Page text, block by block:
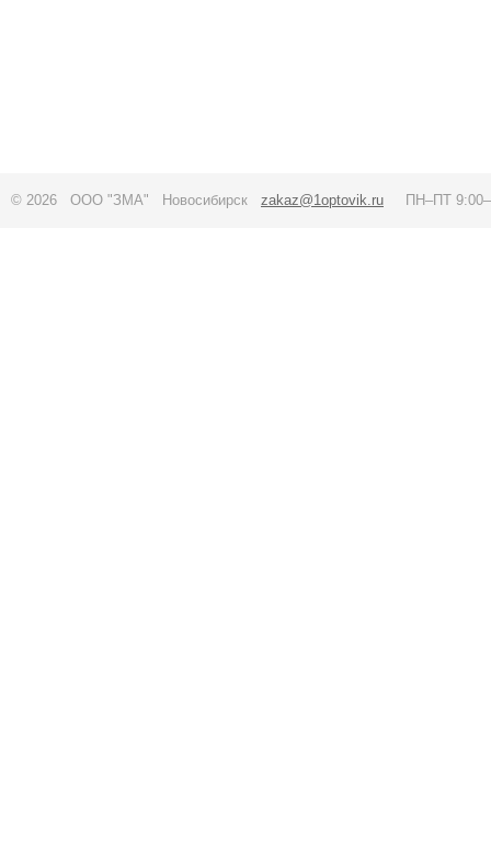
© 2026 ООО "ЗМА" Новосибирск zakaz@1optovik.ru ПН–ПТ